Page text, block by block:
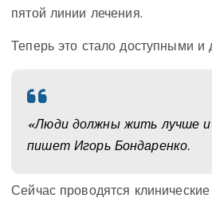
пятой линии лечения.
Теперь это стало доступными
«Люди должны жить лучше
пишет Игорь Бондаренко.
Сейчас проводятся